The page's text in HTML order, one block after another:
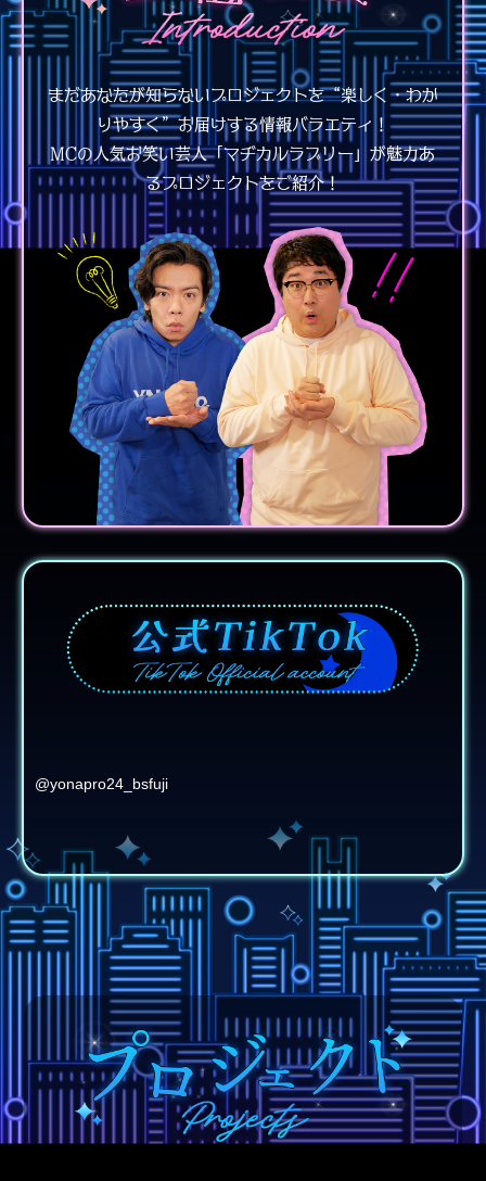
まだあなたが知らないプロジェクトを“楽しく・わか
りやすく”お届けする情報バラエティ！
MCの人気お笑い芸人「マヂカルラブリー」が魅力あ
るプロジェクトをご紹介！
@yonapro24_bsfuji